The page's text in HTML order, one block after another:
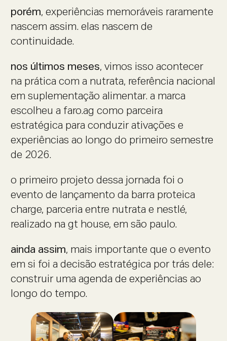
porém, experiências memoráveis raramente
nascem assim. elas nascem de
continuidade.
nos últimos meses, vimos isso acontecer
na prática com a nutrata, referência nacional
em suplementação alimentar. a marca
escolheu a faro.ag como parceira
estratégica para conduzir ativações e
experiências ao longo do primeiro semestre
de 2026.
o primeiro projeto dessa jornada foi o
evento de lançamento da barra proteica
charge, parceria entre nutrata e nestlé,
realizado na gt house, em são paulo.
ainda assim, mais importante que o evento
em si foi a decisão estratégica por trás dele:
construir uma agenda de experiências ao
longo do tempo.